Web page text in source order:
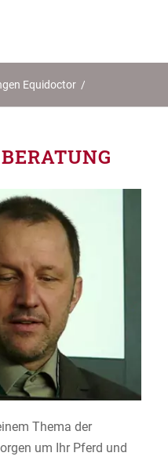
Equidoctor /
Thema der
um Ihr Pferd und